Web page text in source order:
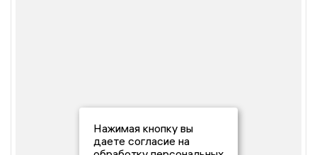
Нажимая кнопку вы
даете согласие на